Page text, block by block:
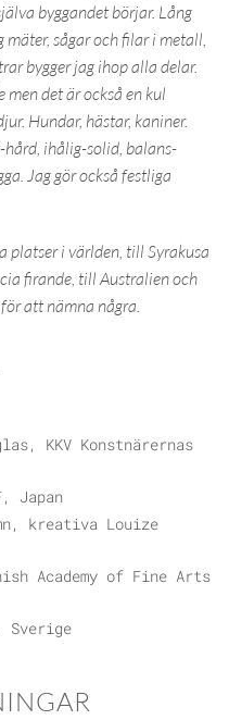
byggandet börjar. Lång
mäter, sågar och filar i metall,
bygger jag ihop alla delar.
det är också en kul
Hundar, hästar, kaniner.
ihålig-solid, balans-
Jag gör också festliga
platser i världen, till Syrakusa
firande, till Australien och
att nämna några.
KKV Konstnärernas
Japan
kreativa Louize
Academy of Fine Arts
Sverige